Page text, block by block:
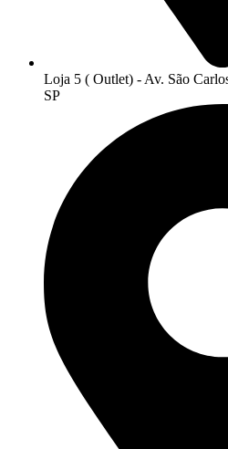
Loja 5 ( Outlet) - Av. São
SP